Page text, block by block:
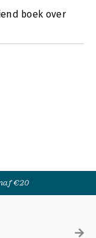
boek over
€20